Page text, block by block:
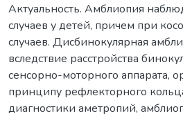
Актуальность. Амблиопия
случаев у детей, причем при
случаев. Дисбинокулярная
вследствие расстройства
сенсорно-моторного аппарата,
принципу рефлекторного
диагностики аметропий,